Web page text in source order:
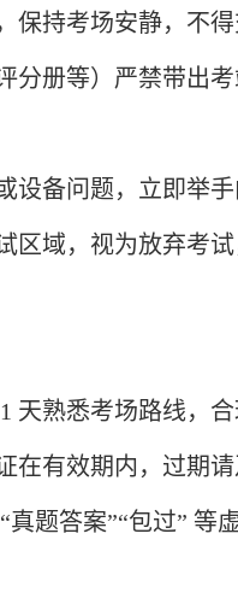
保持考场安静，不得
分册等）严禁带出
设备问题，立即举手
区域，视为放弃考试
天熟悉考场路线，
在有效期内，过期
题答案”“包过” 等